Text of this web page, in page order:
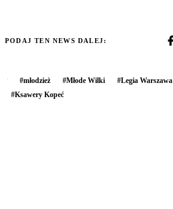
PODAJ TEN NEWS DALEJ:
#młodzież #Młode Wilki #Legia Warszawa
#Ksawery Kopeć